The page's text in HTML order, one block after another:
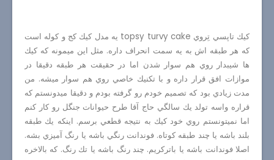
كيك تاپسي تِروي topsy turvy cake يه مدل كيك كج و كوله است
كه هر طبقه اش به يه سمت انحراف داره. مثل اين ميمونه كه كيك
ها شيبدار روي هم سوار شدن اما در حقيقت هر طبقه دقيقا در
موازات افق قرار داره و با تكنيك خاصي روي هم سوار ميشه. من
مدت زيادي بود كه تصميم خودم رو گرفته بودم و دقيقا ميدونستم كه
قراره واسه تولد يك سالگي حاج آقا طرح حيوانات جنگل رو كار كنم
اما نميتونستم روي خود كيك به نتيجه قطعي برسم. اينكه يك طبقه
بلند باشه يا چند طبقه كوتاه. فوندانت رنگي باشه يا رنگ آميزي بشه.
اصلا فوندانت باشه يا باتركريم. چند رنگ باشه يا تك رنگ. كه بالاخره